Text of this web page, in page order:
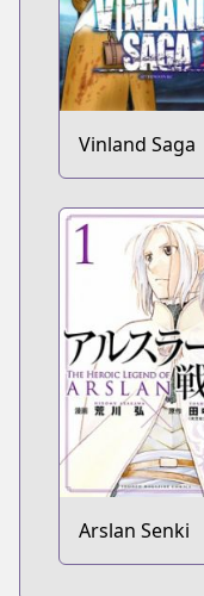
Vinland Saga
Arslan Senki